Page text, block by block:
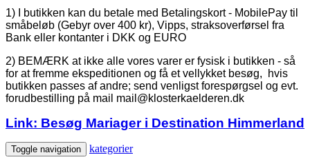
1) I butikken kan du betale med Betalingskort - MobilePay til
småbeløb (Gebyr over 400 kr), Vipps, straksoverførsel fra
Bank eller kontanter i DKK og EURO
2) BEMÆRK at ikke alle vores varer er fysisk i butikken - så
for at fremme ekspeditionen og få et vellykket besøg, hvis
butikken passes af andre; send venligst forespørgsel og evt.
forudbestilling på mail mail@klosterkaelderen.dk
Link: Besøg Mariager i Destination Himmerland
Toggle navigation kategorier